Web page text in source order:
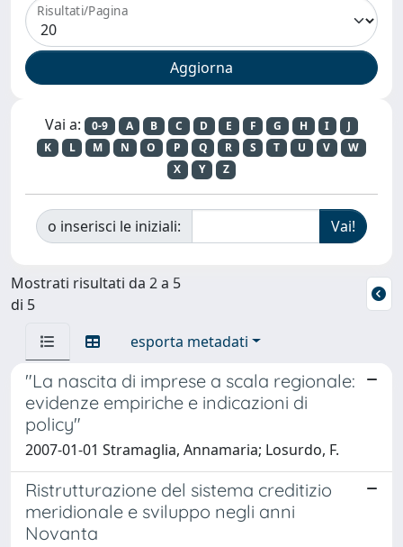
Risultati/Pagina
Vai a: 0-9 A B C D E F G H I
J
K
L M N O P Q R S T U V
W
X
Y Z
o inserisci le iniziali:
Mostrati risultati da 2 a 5
di 5
esporta metadati
"La nascita di imprese a scala regionale:
evidenze empiriche e indicazioni di
policy"
2007-01-01 Stramaglia, Annamaria; Losurdo, F.
Ristrutturazione del sistema creditizio
meridionale e sviluppo negli anni
Novanta